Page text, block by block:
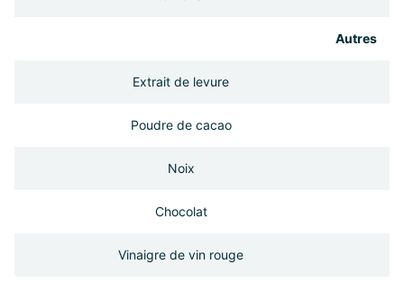
Autres
Extrait de levure
Poudre de cacao
Noix
Chocolat
Vinaigre de vin rouge